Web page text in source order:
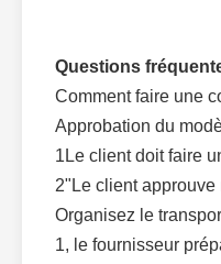
Questions
Comment faire une
Approbation du
1Le client doit faire
2"Le client approuve
Organisez le
1, le fournisseur